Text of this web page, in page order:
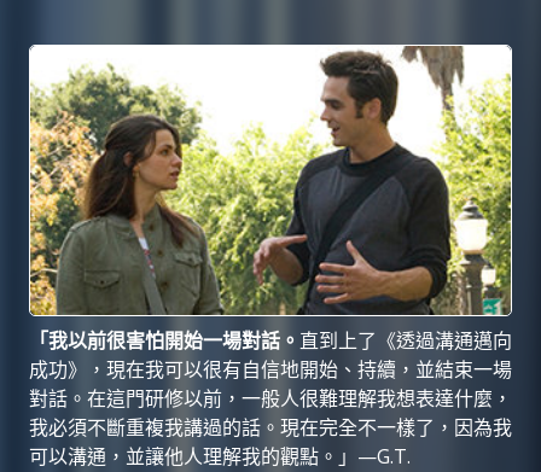
「我以前很害怕開始一場對話。 直到上了《透過溝通邁向
成功》，現在我可以很有自信地開始、持續，並結束一場
對話。在這門研修以前，一般人很難理解我想表達什麼，
我必須不斷重複我講過的話。現在完全不一樣了，因為我
可以溝通，並讓他人理解我的觀點。」—G.T.